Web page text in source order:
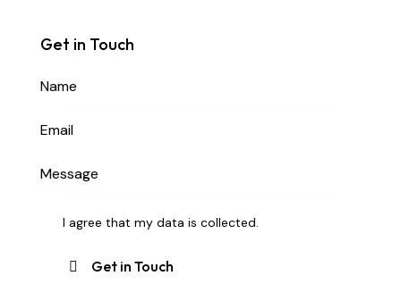
Get in Touch
I agree that my data iscollected.